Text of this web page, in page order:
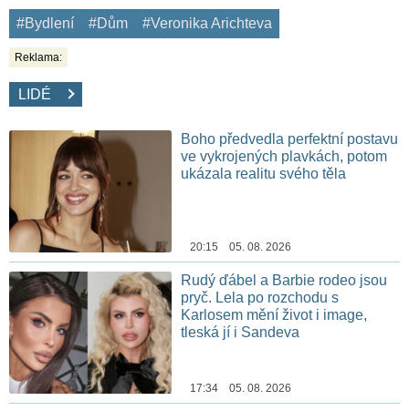
#Bydlení #Dům #Veronika Arichteva
Reklama:
LIDÉ
Boho předvedla perfektní postavu
ve vykrojených plavkách, potom
ukázala realitu svého těla
20:15 05. 08. 2026
Rudý ďábel a Barbie rodeo jsou
pryč. Lela po rozchodu s
Karlosem mění život i image,
tleská jí i Sandeva
17:34 05. 08. 2026